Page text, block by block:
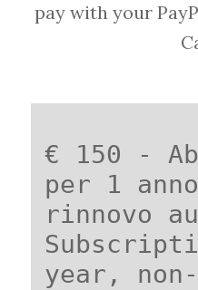
pay with your
€ 150 -
per 1
rinnovo
year,